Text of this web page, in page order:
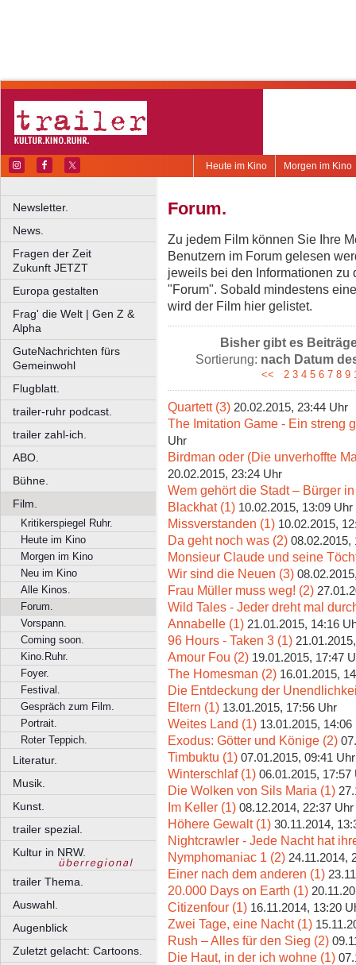
Morgen im Kino
Heute im Kino
Newsletter.
News.
Fragen der Zeit
Zukunft JETZT
Europa gestalten
Frag' die Welt | Gen Z &
Alpha
GuteNachrichten fürs
Gemeinwohl
Flugblatt.
trailer-ruhr podcast.
trailer zahl-ich.
ABO.
Bühne.
Film.
Kritikerspiegel Ruhr.
Heute im Kino
Morgen im Kino
Neu im Kino
Alle Kinos.
Forum.
Vorspann.
Coming soon.
Kino.Ruhr.
Foyer.
Festival.
Gespräch zum Film.
Portrait.
Roter Teppich.
Literatur.
Musik.
Kunst.
trailer spezial.
Kultur in NRW.
trailer Thema.
Auswahl.
Augenblick
Zuletzt gelacht: Cartoons.
Forum.
Zu jedem Film können Sie Ihre
Benutzern im Forum gelesen
jeweils bei den Informationen zu
"Forum". Sobald mindestens
wird der Film hier gelistet.
Bisher gibt es
Sortierung: nach Datum
<< 2 3 4 5 6 7 8 9
Quartett (3) 20.02.2015, 23:44 Uhr
The Imitation Game - Ein streng
Uhr
Birdman oder (Die unverhoffte
20.02.2015, 23:24 Uhr
Wem gehört die Stadt – Bürger
Blackhat (1) 10.02.2015, 13:09 Uhr
Missverstanden (1) 10.02.2015,
Da geht noch was (2) 08.02.2015,
Monsieur Claude und seine
Wir sind die Neuen (3)
Frau Müller muss weg! (2)
Wild Tales - Jeder dreht mal
Annabelle (1) 21.01.2015, 14:16
96 Hours - Taken 3 (1)
Amour Fou (2) 19.01.2015, 17:47
The Homesman (2) 16.01.2015,
Die Entdeckung der
Eltern (1) 13.01.2015, 17:56 Uhr
Weites Land (1) 13.01.2015, 14:06
Exodus: Götter und Könige (2)
Timbuktu (1) 07.01.2015, 09:41 Uhr
Winterschlaf (1) 06.01.2015, 17:57
Die Wolken von Sils Maria (1)
Im Keller (1) 08.12.2014, 22:37 Uhr
Höhere Gewalt (1) 30.11.2014,
Nightcrawler - Jede Nacht hat
Nymphomaniac 1 (2) 24.11.2014,
Einer nach dem anderen (1)
20.000 Days on Earth (1)
Citizenfour (1) 16.11.2014, 13:20
Zwei Tage, eine Nacht (1)
Rush – Alles für den Sieg (2)
Die Haut, in der ich wohne (1)